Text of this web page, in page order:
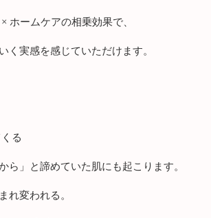
ホームケアの相乗効果で、
く実感を感じていただけます。
る
ら」と諦めていた肌にも起こります。
れ変われる。